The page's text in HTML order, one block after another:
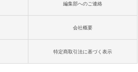
編集部へのご連絡
会社概要
特定商取引法に基づく表示